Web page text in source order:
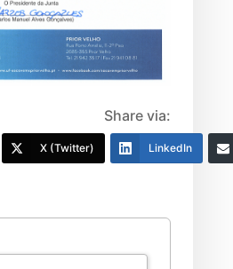
Share via:
X (Twitter) LinkedIn